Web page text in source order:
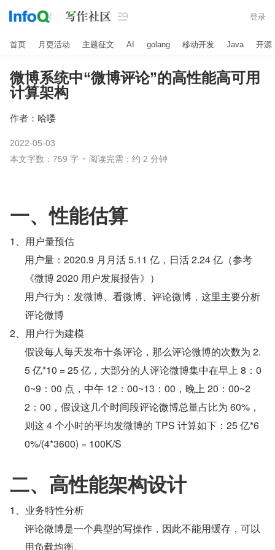
 登录
首页 月更活动 主题征文 AI golang 移动开发 Java 开源
微博系统中“微博评论”的高性能高可用
计算架构
作者： 哈喽
2022-05-03
本文字数：759 字
阅读完需：约 2 分钟
一、性能估算
1、用户量预估
用户量：2020.9 月月活 5.11 亿，日活 2.24 亿（参考
《微博 2020 用户发展报告》）
用户行为：发微博、看微博、评论微博，这里主要分析
评论微博
2、用户行为建模
假设每人每天发布十条评论，那么评论微博的次数为 2.
5 亿*10 = 25 亿，大部分的人评论微博集中在早上 8：0
0~9：00 点，中午 12：00~13：00，晚上 20：00~2
2：00，假设这几个时间段评论微博总量占比为 60%，
则这 4 个小时的平均发微博的 TPS 计算如下：25 亿*6
0%/(4*3600) = 100K/S
二、高性能架构设计
1、业务特性分析
评论微博是一个典型的写操作，因此不能用缓存，可以
用负载均衡。